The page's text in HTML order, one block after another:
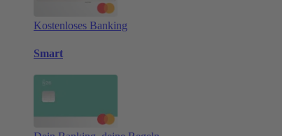
Kostenloses Banking
Smart